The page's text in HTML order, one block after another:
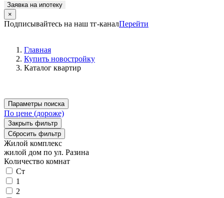
Заявка на ипотеку
×
Подписывайтесь на наш тг-каналПерейти
Главная
Купить новостройку
Каталог квартир
Параметры поиска
По цене (дороже)
Закрыть фильтр
Сбросить фильтр
Жилой комплекс
жилой дом по ул. Разина
Количество комнат
Ст
1
2